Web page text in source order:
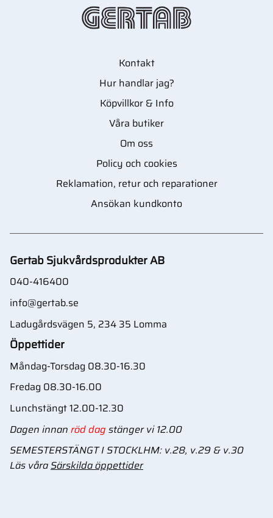
Kontakt
Hur handlar jag?
Köpvillkor & Info
Våra butiker
Om oss
Policy och cookies
Reklamation, retur och reparationer
Ansökan kundkonto
Gertab Sjukvårdsprodukter AB
040-416400
info@gertab.se
Ladugårdsvägen 5, 234 35 Lomma
Öppettider
Måndag-Torsdag 08.30-16.30
Fredag 08.30-16.00
Lunchstängt 12.00-12.30
Dagen innan röd dag stänger vi 12.00
SEMESTERSTÄNGT I STOCKLHM: v.28, v.29 & v.30
Läs våraSärskilda öppettider